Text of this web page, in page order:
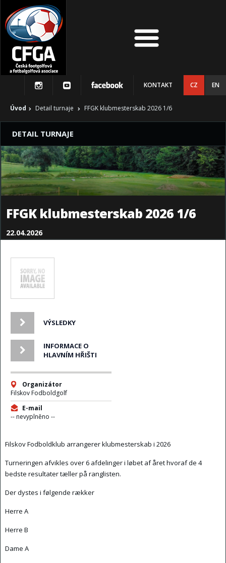
KONTAKT CZ EN
Úvod Detail turnaje FFGK klubmesterskab 2026 1/6
DETAIL TURNAJE
FFGK klubmesterskab 2026 1/6
22.04.2026
VÝSLEDKY
INFORMACE O
HLAVNÍM HŘIŠTI
Organizátor
Filskov Fodboldgolf
E-mail
-- nevyplněno --
Filskov Fodboldklub arrangerer klubmesterskab i 2026
Turneringen afvikles over 6 afdelinger i løbet af året hvoraf de 4
bedste resultater tæller på ranglisten.
Der dystes i følgende rækker
Herre A
Herre B
Dame A